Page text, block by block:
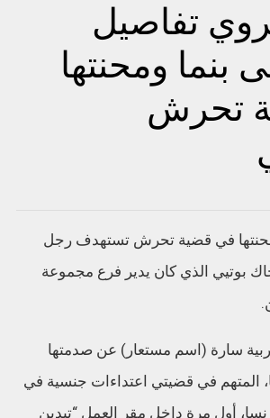
تفاصيل
بنما ومحنتها
تحرش
في قضية تحرش تستهدف رجل
بوتيي الذي كان يدير فرع مجموعة
سارة (اسم مستعار) عن صدمتها
المتهم في قضيتي اعتداءات جنسية في
أول مرة داخل مقر العمل “تبدين